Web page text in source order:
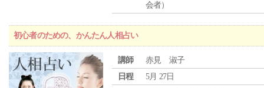
会者）
初心者のための、かんたん人相占い
講師
赤見 淑子
日程
5月 27日